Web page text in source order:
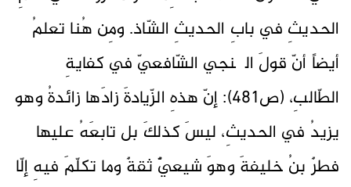
الحديثِ في بابِ الحديثِ الشّاذ. ومِن هُنا تعلمُ
أيضاً أنّ قولَ الگنجي الشّافعيّ في كفايةِ
الطّالبِ، (ص481): إنّ هذهِ الزّيادةَ زادَها زائدةُ وهو
يزيدُ في الحديثِ، ليسَ كذلكَ بل تابعَهُ عليها
فطرٌ بنُ خليفةَ وهوَ شيعيٌّ ثقةٌ وما تكلّمَ فيهِ إلّا